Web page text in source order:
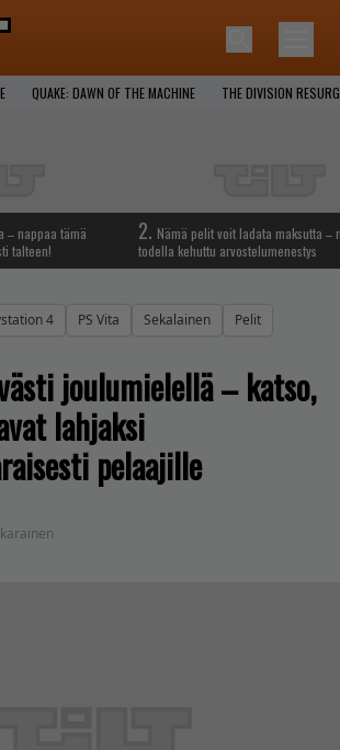
QUAKE: DAWN OF THE MACHINE THE DIVISION
– nappaa tämä
talteen!
2. Nämä pelit voit ladata maksutta –
todella kehuttu arvostelumenestys
4 PS Vita Sekalainen Pelit
joulumielellä – katso,
lahjaksi
pelaajille